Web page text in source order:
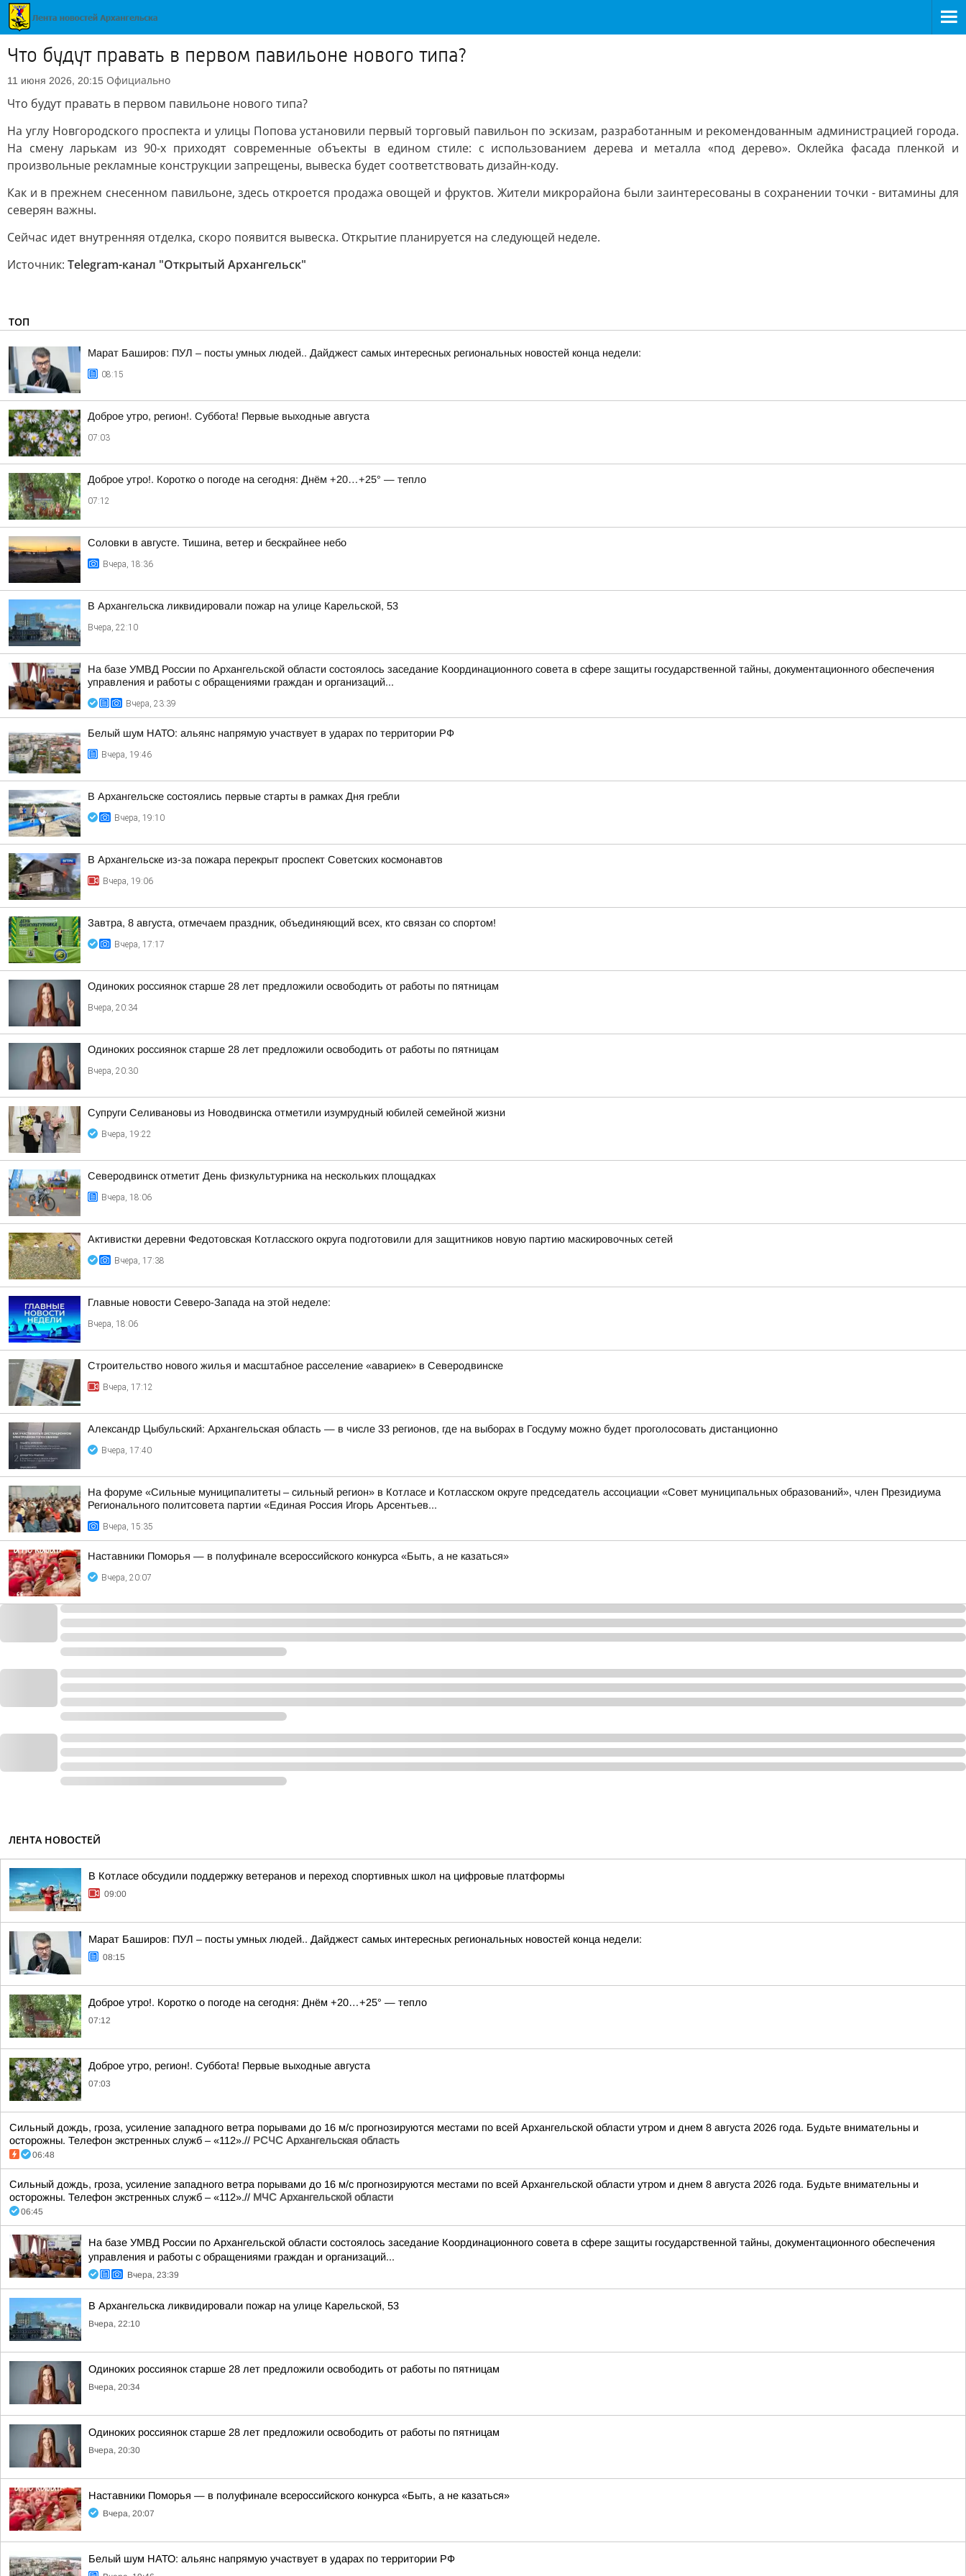
Что будут правать в первом павильоне нового типа?
11 июня 2026, 20:15 Официально
Что будут правать в первом павильоне нового типа?
На углу Новгородского проспекта и улицы Попова установили первый торговый павильон по эскизам, разработанным и рекомендованным администрацией города.
На смену ларькам из 90-х приходят современные объекты в едином стиле: с использованием дерева и металла «под дерево». Оклейка фасада пленкой и
произвольные рекламные конструкции запрещены, вывеска будет соответствовать дизайн-коду.
Как и в прежнем снесенном павильоне, здесь откроется продажа овощей и фруктов. Жители микрорайона были заинтересованы в сохранении точки - витамины для
северян важны.
Сейчас идет внутренняя отделка, скоро появится вывеска. Открытие планируется на следующей неделе.
Источник: Telegram-канал "Открытый Архангельск"
ТОП
Марат Баширов: ПУЛ – посты умных людей.. Дайджест самых интересных региональных новостей конца недели:
08:15
Доброе утро, регион!. Суббота! Первые выходные августа
07:03
Доброе утро!. Коротко о погоде на сегодня: Днём +20…+25° — тепло
07:12
Соловки в августе. Тишина, ветер и бескрайнее небо
Вчера, 18:36
В Архангельска ликвидировали пожар на улице Карельской, 53
Вчера, 22:10
На базе УМВД России по Архангельской области состоялось заседание Координационного совета в сфере защиты государственной тайны, документационного обеспечения
управления и работы с обращениями граждан и организаций...
Вчера, 23:39
Белый шум НАТО: альянс напрямую участвует в ударах по территории РФ
Вчера, 19:46
В Архангельске состоялись первые старты в рамках Дня гребли
Вчера, 19:10
В Архангельске из-за пожара перекрыт проспект Советских космонавтов
Вчера, 19:06
Завтра, 8 августа, отмечаем праздник, объединяющий всех, кто связан со спортом!
Вчера, 17:17
Одиноких россиянок старше 28 лет предложили освободить от работы по пятницам
Вчера, 20:34
Одиноких россиянок старше 28 лет предложили освободить от работы по пятницам
Вчера, 20:30
Супруги Селивановы из Новодвинска отметили изумрудный юбилей семейной жизни
Вчера, 19:22
Северодвинск отметит День физкультурника на нескольких площадках
Вчера, 18:06
Активистки деревни Федотовская Котласского округа подготовили для защитников новую партию маскировочных сетей
Вчера, 17:38
Главные новости Северо-Запада на этой неделе:
Вчера, 18:06
Строительство нового жилья и масштабное расселение «авариек» в Северодвинске
Вчера, 17:12
Александр Цыбульский: Архангельская область — в числе 33 регионов, где на выборах в Госдуму можно будет проголосовать дистанционно
Вчера, 17:40
На форуме «Сильные муниципалитеты – сильный регион» в Котласе и Котласском округе председатель ассоциации «Совет муниципальных образований», член Президиума
Регионального политсовета партии «Единая Россия Игорь Арсентьев...
Вчера, 15:35
Наставники Поморья — в полуфинале всероссийского конкурса «Быть, а не казаться»
Вчера, 20:07
ЛЕНТА НОВОСТЕЙ
В Котласе обсудили поддержку ветеранов и переход спортивных школ на цифровые платформы
09:00
Марат Баширов: ПУЛ – посты умных людей.. Дайджест самых интересных региональных новостей конца недели:
08:15
Доброе утро!. Коротко о погоде на сегодня: Днём +20…+25° — тепло
07:12
Доброе утро, регион!. Суббота! Первые выходные августа
07:03
Сильный дождь, гроза, усиление западного ветра порывами до 16 м/с прогнозируются местами по всей Архангельской области утром и днем 8 августа 2026 года. Будьте внимательны и
осторожны. Телефон экстренных служб – «112».// РСЧС Архангельская область
06:48
Сильный дождь, гроза, усиление западного ветра порывами до 16 м/с прогнозируются местами по всей Архангельской области утром и днем 8 августа 2026 года. Будьте внимательны и
осторожны. Телефон экстренных служб – «112».// МЧС Архангельской области
06:45
На базе УМВД России по Архангельской области состоялось заседание Координационного совета в сфере защиты государственной тайны, документационного обеспечения
управления и работы с обращениями граждан и организаций...
Вчера, 23:39
В Архангельска ликвидировали пожар на улице Карельской, 53
Вчера, 22:10
Одиноких россиянок старше 28 лет предложили освободить от работы по пятницам
Вчера, 20:34
Одиноких россиянок старше 28 лет предложили освободить от работы по пятницам
Вчера, 20:30
Наставники Поморья — в полуфинале всероссийского конкурса «Быть, а не казаться»
Вчера, 20:07
Белый шум НАТО: альянс напрямую участвует в ударах по территории РФ